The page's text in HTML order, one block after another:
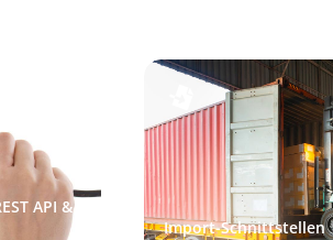
API &
Import-Schnittstellen